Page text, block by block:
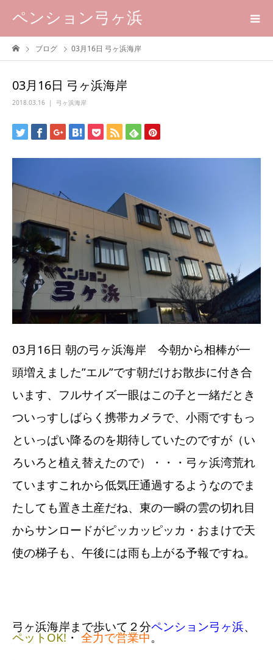
ペンション弓ヶ浜
ブログ 03月16日 弓ヶ浜海岸
03月16日 弓ヶ浜海岸
2018.03.16 弓ヶ浜海岸
03月16日 朝の弓ヶ浜海岸 今朝から相棒が一
頭増えました”エル”です朝だけお散歩に付き合
います、フルサイズ一眼はこの子と一緒だとき
ついっすしばらく携帯カメラで、小雨ですもっ
といっぱい降るのを期待していたのですが（い
ろいろと植え替えたので）・・・弓ヶ浜湾荒れ
ていますこれから低気圧通過するようなのでま
たしても置き土産だね、東の一瞬の雲の切れ目
からサンロードがピッカッピッカ・おまけで天
使の梯子も、午後には雨も上がる予報ですね。
弓ヶ浜海岸まで歩いて２分ペンション弓ヶ浜、
ペットOK! ・ 全力で営業中。